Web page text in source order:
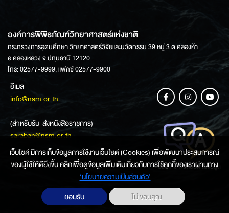
องค์การพิพิธภัณฑ์วิทยาศาสตร์แห่งชาติ
กระทรวงการอุดมศึกษา วิทยาศาสตร์วิจัยและนวัตกรรม 39 หมู่ 3 ต.คลองห้า
อ.คลองหลวง จ.ปทุมธานี 12120
โทร: 02577-9999, แฟกซ์ 02577-9900
อีเมล
info@nsm.or.th
(สำหรับรับ-ส่งหนังสือราชการ)
saraban@nsm.or.th
ช่องทางการสอบถามข้อมูล
เว็บไซค์ มีการเก็บข้อมูลการใช้งานเว็บไซต์ (Cookies) เพื่อพัฒนาประสบการณ์
ของผู้ใช้ให้ดียิ่งขึ้น คลิกเพื่อดูข้อมูลเพิ่มเติมเกี่ยวกับการใช้คุกกี้ของเราผ่านทาง
‘นโยบายความเป็นส่วนตัว'
ยอมรับ
ไม่ ขอบคุณ